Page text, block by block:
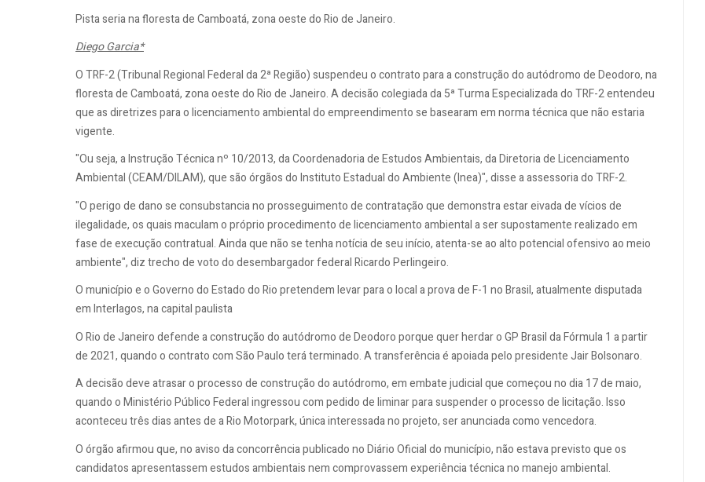
Pista seria na floresta de Camboatá, zona oeste do Rio de Janeiro.
Diego Garcia*
O TRF-2 (Tribunal Regional Federal da 2ª Região) suspendeu o contrato para a construção do autódromo de Deodoro, na
floresta de Camboatá, zona oeste do Rio de Janeiro. A decisão colegiada da 5ª Turma Especializada do TRF-2 entendeu
que as diretrizes para o licenciamento ambiental do empreendimento se basearam em norma técnica que não estaria
vigente.
"Ou seja, a Instrução Técnica nº 10/2013, da Coordenadoria de Estudos Ambientais, da Diretoria de Licenciamento
Ambiental (CEAM/DILAM), que são órgãos do Instituto Estadual do Ambiente (Inea)", disse a assessoria do TRF-2.
"O perigo de dano se consubstancia no prosseguimento de contratação que demonstra estar eivada de vícios de
ilegalidade, os quais maculam o próprio procedimento de licenciamento ambiental a ser supostamente realizado em
fase de execução contratual. Ainda que não se tenha notícia de seu início, atenta-se ao alto potencial ofensivo ao meio
ambiente", diz trecho de voto do desembargador federal Ricardo Perlingeiro.
O município e o Governo do Estado do Rio pretendem levar para o local a prova de F-1 no Brasil, atualmente disputada
em Interlagos, na capital paulista
O Rio de Janeiro defende a construção do autódromo de Deodoro porque quer herdar o GP Brasil da Fórmula 1 a partir
de 2021, quando o contrato com São Paulo terá terminado. A transferência é apoiada pelo presidente Jair Bolsonaro.
A decisão deve atrasar o processo de construção do autódromo, em embate judicial que começou no dia 17 de maio,
quando o Ministério Público Federal ingressou com pedido de liminar para suspender o processo de licitação. Isso
aconteceu três dias antes de a Rio Motorpark, única interessada no projeto, ser anunciada como vencedora.
O órgão afirmou que, no aviso da concorrência publicado no Diário Oficial do município, não estava previsto que os
candidatos apresentassem estudos ambientais nem comprovassem experiência técnica no manejo ambiental.